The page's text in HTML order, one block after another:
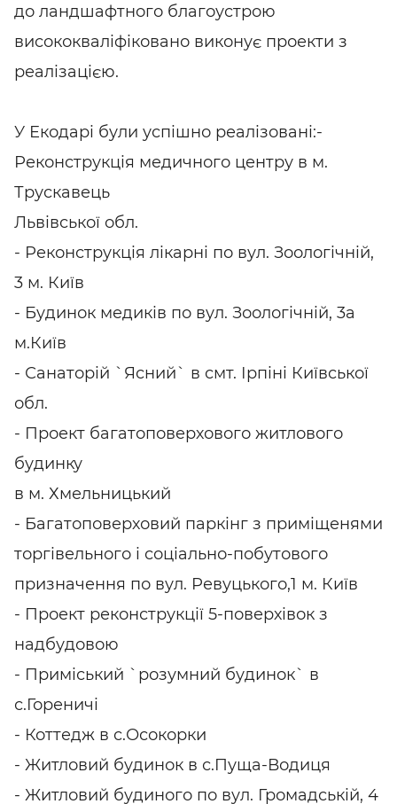
до ландшафтного благоустрою
висококваліфіковано виконує проекти з
реалізацією.
У Екодарі були успішно реалізовані:-
Реконструкція медичного центру в м.
Трускавець
Львівської обл.
- Реконструкція лікарні по вул. Зоологічній,
3 м. Київ
- Будинок медиків по вул. Зоологічній, 3а
м.Київ
- Санаторій `Ясний` в смт. Ірпіні Київської
обл.
- Проект багатоповерхового житлового
будинку
в м. Хмельницький
- Багатоповерховий паркінг з приміщенями
торгівельного і соціально-побутового
призначення по вул. Ревуцького,1 м. Київ
- Проект реконструкції 5-поверхівок з
надбудовою
- Приміський `розумний будинок` в
с.Гореничі
- Коттедж в с.Осокорки
- Житловий будинок в с.Пуща-Водиця
- Житловий будиного по вул. Громадській, 4